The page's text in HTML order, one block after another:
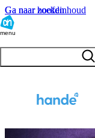
Ga naar hoofdinhoud
Ga naar zoeken
menu